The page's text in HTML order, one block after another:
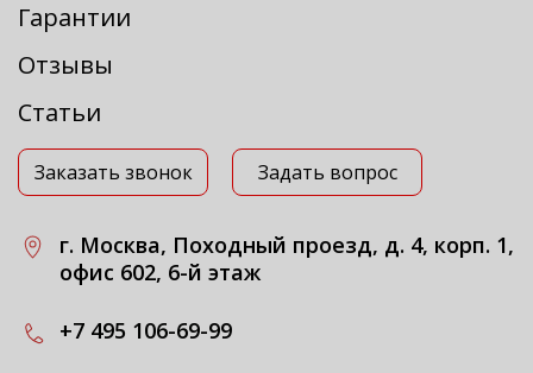
Гарантии
Отзывы
Статьи
Заказать звонок Задать вопрос
г. Москва, Походный проезд, д. 4, корп. 1,
офис 602, 6-й этаж
+7 495 106-69-99